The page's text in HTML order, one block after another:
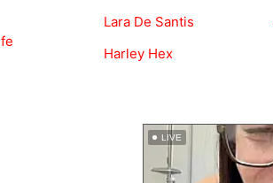
LIVE
Lara De Santis
Harley Hex